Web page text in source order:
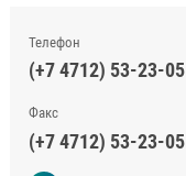
Телефон
(+7 4712) 53-23-05
Факс
(+7 4712) 53-23-05